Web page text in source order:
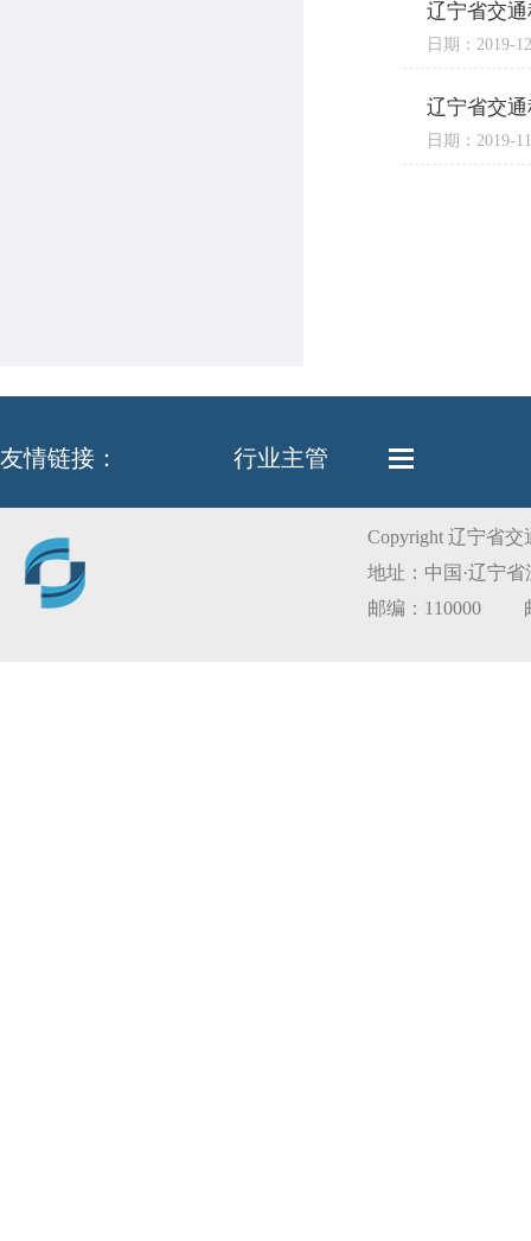
辽宁省交
日期：2019-
辽宁省交
日期：2019-
友情链接： 行业主管
Copyright 辽宁省
地址：中国·辽宁省
邮编：110000